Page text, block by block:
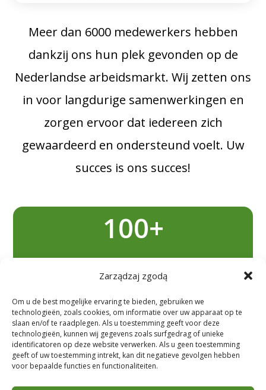
Zarządzaj zgodą
Om u de best mogelijke ervaring te bieden, gebruiken we
technologieën, zoals cookies, om informatie over uw apparaat op te
slaan en/of te raadplegen. Als u toestemming geeft voor deze
technologieën, kunnen wij gegevens zoals surfgedrag of unieke
identificatoren op deze website verwerken. Als u geen toestemming
geeft of uw toestemming intrekt, kan dit negatieve gevolgen hebben
voor bepaalde functies en functionaliteiten.
Meer dan 6000 medewerkers hebben
dankzij ons hun plek gevonden op de
Nederlandse arbeidsmarkt. Wij zetten ons
in voor langdurige samenwerkingen en
zorgen ervoor dat iedereen zich
gewaardeerd en ondersteund voelt. Uw
succes is ons succes!
100+
Blije klanten
Meer dan 100 tevreden bedrijven
vertrouwen op onze diensten. We bouwen
sterke en duurzame relaties door altijd